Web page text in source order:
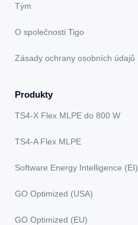
Tým
O společnosti Tigo
Zásady ochrany osobních údajů
Produkty
TS4-X Flex MLPE do 800 W
TS4-A Flex MLPE
Software Energy Intelligence (EI)
GO Optimized (USA)
GO Optimized (EU)